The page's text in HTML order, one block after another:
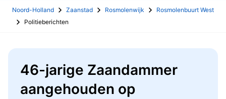
Noord-Holland Zaanstad Rosmolenwijk
Rosmolenbuurt West
Politieberichten
46-jarige Zaandammer
aangehouden op